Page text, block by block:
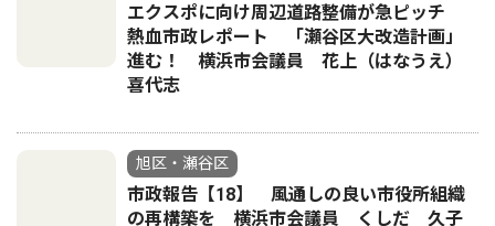
エクスポに向け周辺道路整備が急ピッチ
熱血市政レポート 「瀬谷区大改造計画」
進む！ 横浜市会議員 花上（はなうえ）
喜代志
旭区・瀬谷区
市政報告【18】 風通しの良い市役所組織
の再構築を 横浜市会議員 くしだ 久子